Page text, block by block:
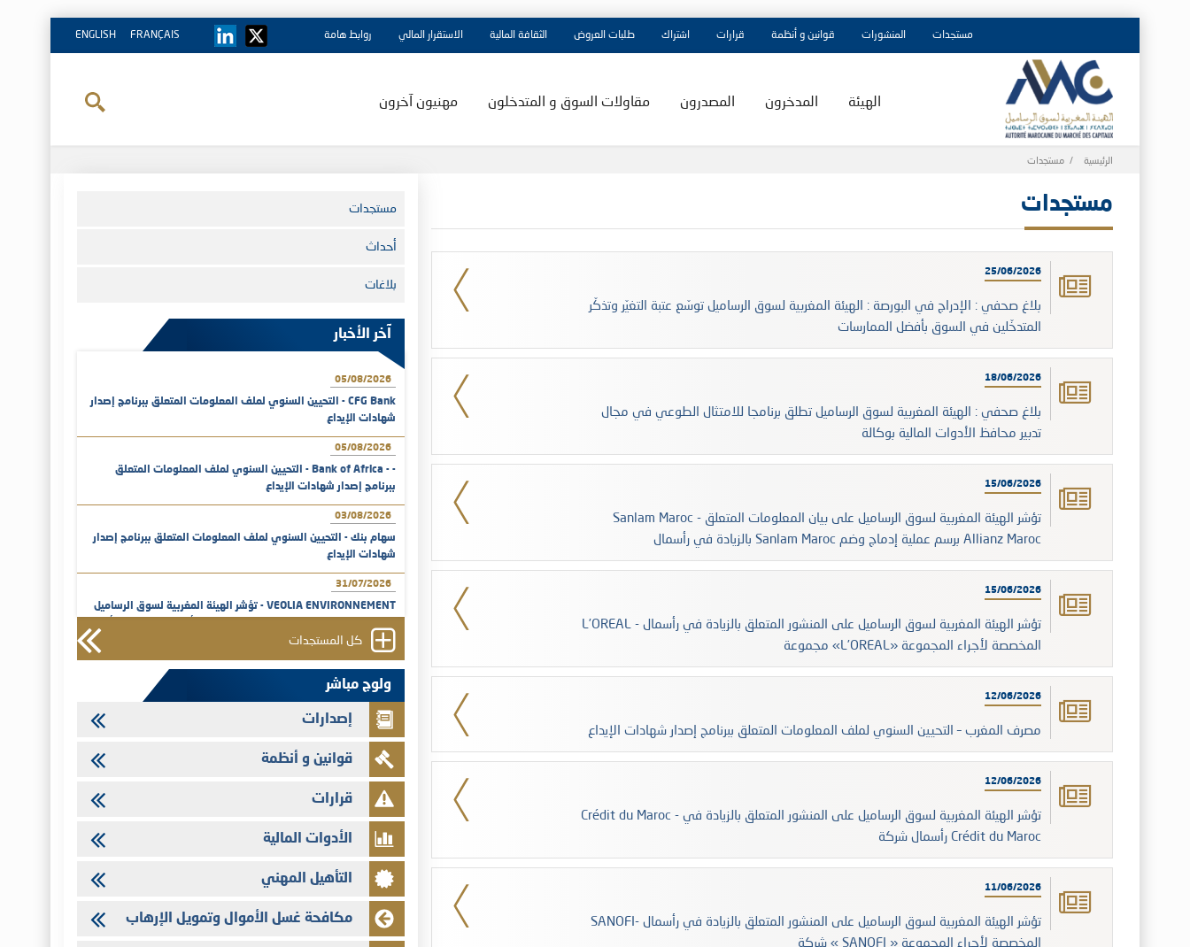
FRANÇAIS
ENGLISH مستجدات المنشورات قوانين و أنظمة قرارات اشتراك طلبات العروض الثقافة المالية الاستقرار المالي روابط هامة
الهيئة المدخرون المصدرون مقاولات السوق و المتدخلون مهنيون آخرون
Breadcrumb
الرئيسية مستجدات
مستجدات
25/06/2026
بلاغ صحفي : الإدراج في البورصة : الهيئة المغربية لسوق الرساميل توسّع عتبة التغيّر وتذكّر
المتدخّلين في السوق بأفضل الممارسات
18/06/2026
بلاغ صحفي : الهيئة المغربية لسوق الرساميل تطلق برنامجا للامتثال الطوعي في مجال
تدبير محافظ الأدوات المالية بوكالة
15/06/2026
Sanlam Maroc - تؤشر الھيئة المغربية لسوق الرساميل على بيان المعلومات المتعلق
بالزيادة في رأسمال Sanlam Maroc برسم عملية إدماج وضم Allianz Maroc
15/06/2026
L’OREAL - تؤشر الهيئة المغربية لسوق الرساميل على المنشور المتعلق بالزيادة في رأسمال
مجموعة «L’OREAL» المخصصة لأجراء المجموعة
12/06/2026
مصرف المغرب – التحيين السنوي لملف المعلومات المتعلق ببرنامج إصدار شهادات الإيداع
12/06/2026
Crédit du Maroc - تؤشر الهيئة المغربية لسوق الرساميل على المنشور المتعلق بالزيادة في
رأسمال شركة Crédit du Maroc
11/06/2026
SANOFI- تؤشر الهيئة المغربية لسوق الرساميل على المنشور المتعلق بالزيادة في رأسمال
شركة « SANOFI » المخصصة لأجراء المجموعة
مستجدات
أحداث
بلاغات
آخر الأخبار
05/08/2026
CFG Bank - التحيين السنوي لملف المعلومات المتعلق ببرنامج إصدار
شهادات الإيداع
05/08/2026
- - Bank of Africa - التحيين السنوي لملف المعلومات المتعلق
ببرنامج إصدار شهادات الإيداع
03/08/2026
سهام بنك - التحيين السنوي لملف المعلومات المتعلق ببرنامج إصدار
شهادات الإيداع
31/07/2026
VEOLIA ENVIRONNEMENT - تؤشر الهيئة المغربية لسوق الرساميل
المجموعة
29/07/2026
وفابايل - التحيين السنوي لملف المعلومات المتعلق ببرنامج إصدار
سندات شركات التمويل
29/07/2026
تهنئة بمناسبة عيد العرش المجيد
29/07/2026
تنشر الهيئة المغربية لسوق الرساميل العدد الرابع عشر من مجلة سوق
28/07/2026
Med Paper - تجاوز حد المساهمة 5%
24/07/2026
Saham Leasing - التحيين السنوي لملف المعلومات المتعلق ببرنامج
كل المستجدات
ولوج مباشر
إصدارات
قوانين و أنظمة
قرارات
الأدوات المالية
التأهيل المهني
مكافحة غسل الأموال وتمويل الإرهاب